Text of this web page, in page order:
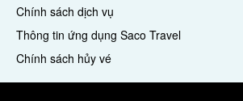
Chính sách dịch vụ
Thông tin ứng dụng Saco Travel
Chính sách hủy vé